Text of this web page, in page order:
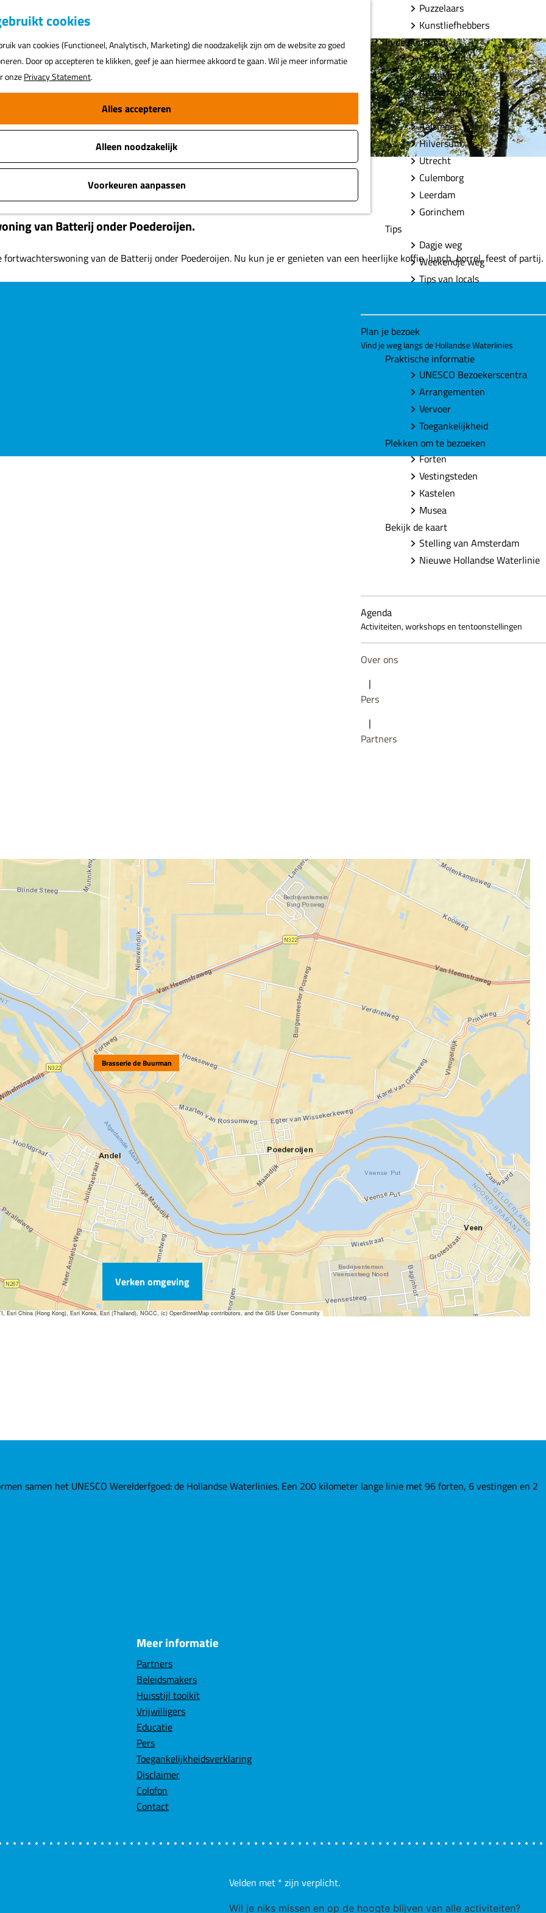
cookies
van cookies (Functioneel, Analytisch, Marketing) die noodzakelijk zijn om de website zo goed
Door op accepteren te klikken, geef je aan hiermee akkoord te gaan. Wil je meer informatie
onzePrivacy Statement.
Alles accepteren
Alleen noodzakelijk
Voorkeuren aanpassen
v
o
i
t
n
a
r
e
k
n
Puzzelaars
Kunstliefhebbers
In de buurt van
Purmerend
Zaandam
Amsterdam
Haarlem
Aalsmeer
Hilversum
Utrecht
Culemborg
Leerdam
Gorinchem
Tips
Dagje weg
Weekendje weg
Tips van locals
Plan je bezoek
Vind je weg langs de Hollandse Waterlinies
Praktische informatie
UNESCO Bezoekerscentra
Arrangementen
Vervoer
Toegankelijkheid
Plekken om te bezoeken
Forten
Vestingsteden
Kastelen
Musea
Bekijk de kaart
Stelling van Amsterdam
Nieuwe Hollandse Waterlinie
Agenda
Activiteiten, workshops en tentoonstellingen
Over ons
|
Pers
|
Partners
van Batterij onder Poederoijen.
van de Batterij onder Poederoijen. Nu kun je er genieten van een heerlijke koffie, lunch, borrel, feest of partij.
Brasserie de Buurman
China (Hong Kong), Esri Korea, Esri (Thailand), NGCC, (c) OpenStreetMap contributors, and the GIS User Community
Verken omgeving
samen het UNESCO Werelderfgoed: de Hollandse Waterlinies. Een 200 kilometer lange linie met 96 forten, 6 vestingen en 2
Meer informatie
Partners
Beleidsmakers
Huisstijl toolkit
Vrijwilligers
Educatie
Pers
Toegankelijkheidsverklaring
Disclaimer
Colofon
Contact
Velden met * zijn verplicht.
Wil je niks missen en op de hoogte blijven van alle activiteiten?